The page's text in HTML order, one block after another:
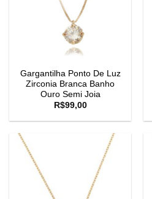
Gargantilha Ponto De Luz
Zirconia Branca Banho
Ouro Semi Joia
R$99,00